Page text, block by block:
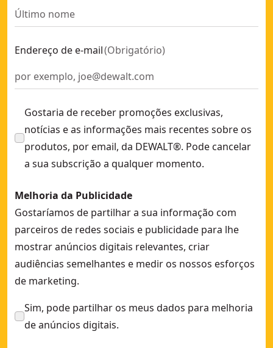
Endereço de e-mail(Obrigatório)
Gostaria de receber promoções exclusivas,
notícias e as informações mais recentes sobre os
produtos, por email, da DEWALT®. Pode cancelar
a sua subscrição a qualquer momento.
Melhoria da Publicidade
Gostaríamos de partilhar a sua informação com
parceiros de redes sociais e publicidade para lhe
mostrar anúncios digitais relevantes, criar
audiências semelhantes e medir os nossos esforços
de marketing.
Sim, pode partilhar os meus dados para melhoria
de anúncios digitais.